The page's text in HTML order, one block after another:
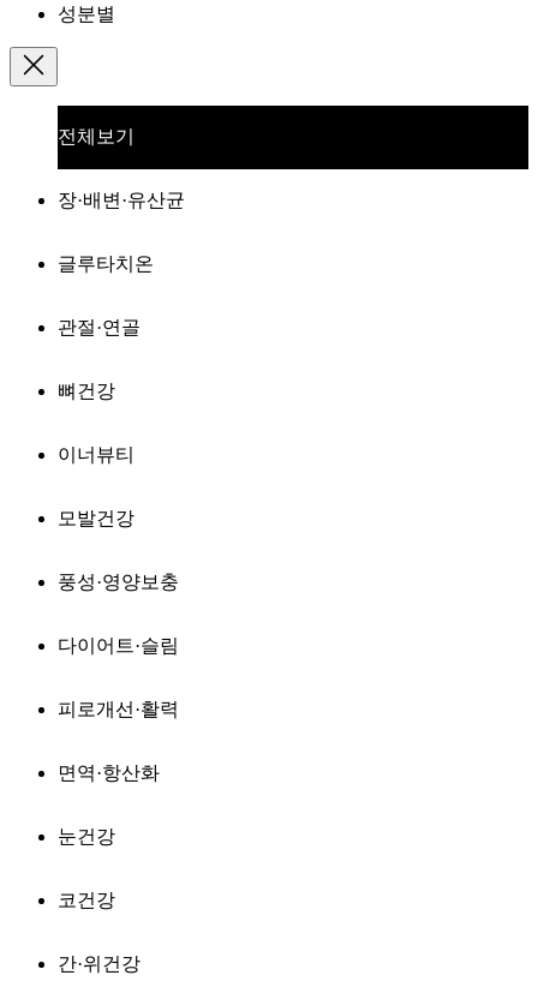
성분별
전체보기
장·배변·유산균
글루타치온
관절·연골
뼈건강
이너뷰티
모발건강
풍성·영양보충
다이어트·슬림
피로개선·활력
면역·항산화
눈건강
코건강
간·위건강